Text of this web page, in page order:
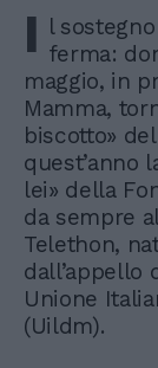
I l
ferma:
maggio, in
Mamma,
biscotto»
quest’anno
lei» della
da sempre
Telethon,
Unione
(Uildm).